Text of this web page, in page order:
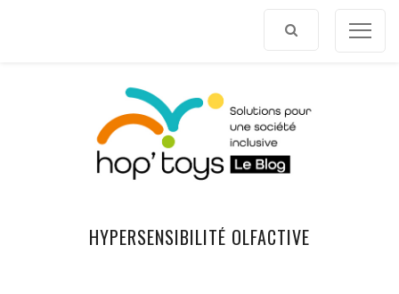
HYPERSENSIBILITÉ OLFACTIVE